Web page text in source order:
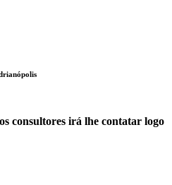
consultores irá lhe contatar logo